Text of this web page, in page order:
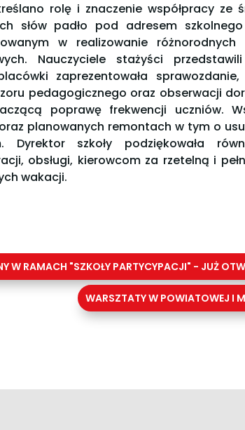
rolę i znaczenie współpracy ze
słów padło pod adresem
w realizowanie różnorodnych
Nauczyciele stażyści
zaprezentowała
pedagogicznego oraz obserwacji
poprawę frekwencji uczniów.
planowanych remontach w tym o
Dyrektor szkoły podziękowała
obsługi, kierowcom za rzetelną i
wakacji.
W RAMACH "SZKOŁY PARTYCYPACJI" - JUŻ
WARSZTATY W POWIATOWEJ I